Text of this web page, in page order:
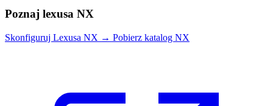
Poznaj lexusa NX
Skonfiguruj Lexusa NX → Pobierz katalog NX